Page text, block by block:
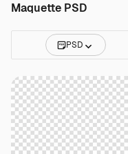
Maquette PSD
PSD